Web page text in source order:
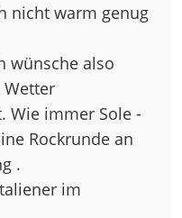
nicht warm genug
wünsche also
Wetter
Wie immer Sole -
Rockrunde an
.
im